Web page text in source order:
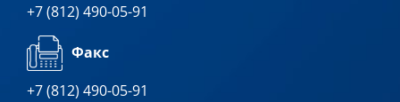
+7 (812) 490-05-91
Факс
+7 (812) 490-05-91